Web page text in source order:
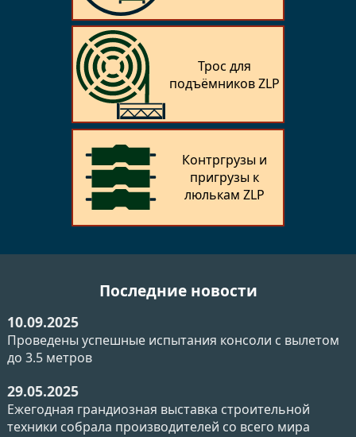
Трос для
подъёмников ZLP
Контргрузы и
пригрузы к
люлькам ZLP
Последние новости
10.09.2025
Проведены успешные испытания консоли с вылетом
до 3.5 метров
29.05.2025
Ежегодная грандиозная выставка строительной
техники собрала производителей со всего мира